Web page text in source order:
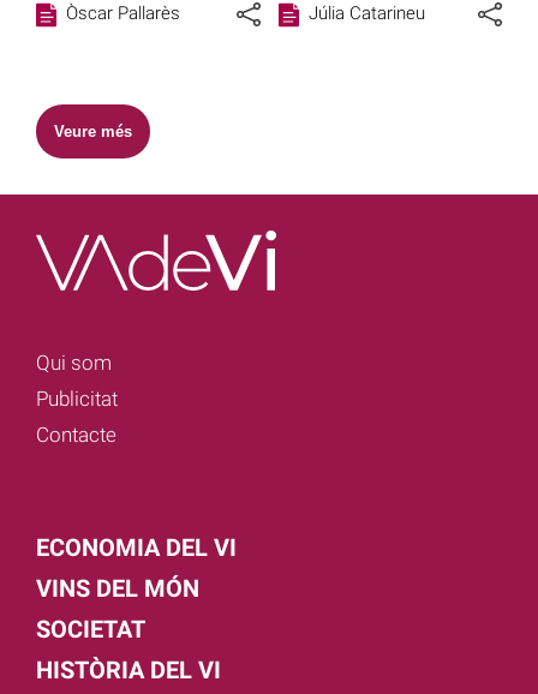
Òscar Pallarès Júlia Catarineu
Veure més
Qui som
Publicitat
Contacte
ECONOMIA DEL VI
VINS DEL MÓN
SOCIETAT
HISTÒRIA DEL VI